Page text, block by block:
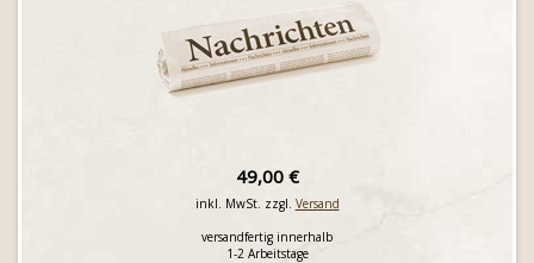
49,00 €
inkl. MwSt. zzgl. Versand
versandfertig innerhalb
1-2 Arbeitstage